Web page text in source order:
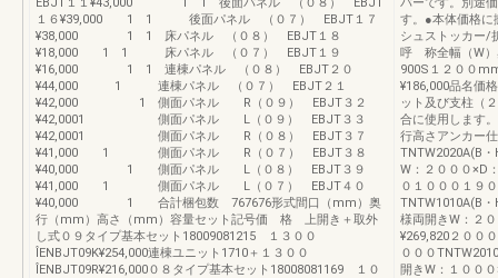
１６¥39,000 1 1 後面パネル （０７） EBJT１７
¥38,000 1 1 床パネル （０８） EBJT１８
¥18,000 1 1 床パネル （０７） EBJT１９
¥16,000 1 1 連棟パネル （０８） EBJT２０
¥44,000 1 連棟パネル （０７） EBJT２１
¥42,000 1 側面パネル R（０９） EBJT３２
¥42,0001 側面パネル L（０９） EBJT３３
¥42,0001 側面パネル R（０８） EBJT３７
¥41,000 1 側面パネル R（０７） EBJT３８
¥40,000 1 側面パネル L（０８） EBJT３９
¥41,000 1 側面パネル L（０７） EBJT４０
¥40,000 1 合計梱包数 767676形式間口（mm）奥
行（mm）高さ（mm）容量セット記号価 格 上開き＋取外
し式０９タイプ基本セット18009081215 １３００
ÎENBJT09K¥254,000連棟ユニット1710＋１３００
ÎENBJT09R¥216,000０８タイプ基本セット18008081169 １０
す。●本体価格に
シュストッカー/
呼 称全幅（W）
900S１２００
¥186,000品名価
ット及び支柱（
合に使用します
行高さアンカー
TNTW2020A(B
W：２０００×D
０１０００１９
TNTW1010A(B
様両開きW：２
¥269,820２００
０００
開きW：１００